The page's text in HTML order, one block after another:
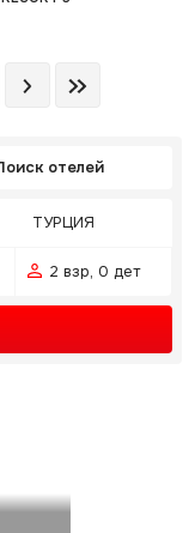
отелей
ТУРЦИЯ
2 взр, 0 дет